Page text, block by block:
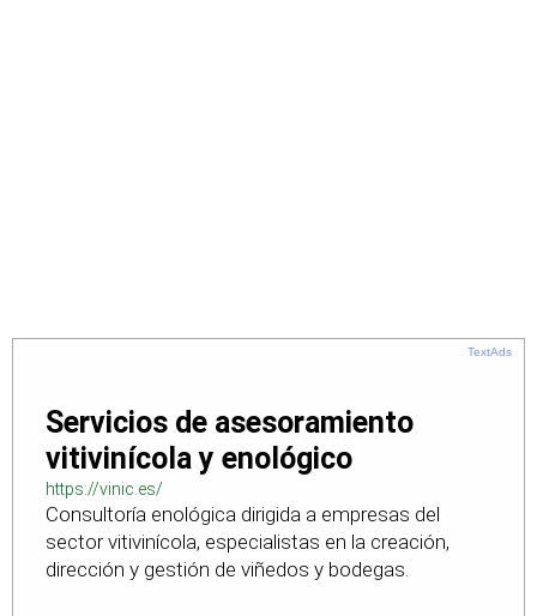
TextAds
Servicios de asesoramiento
vitivinícola y enológico
https://vinic.es/
Consultoría enológica dirigida a empresas del
sector vitivinícola, especialistas en la creación,
dirección y gestión de viñedos y bodegas.